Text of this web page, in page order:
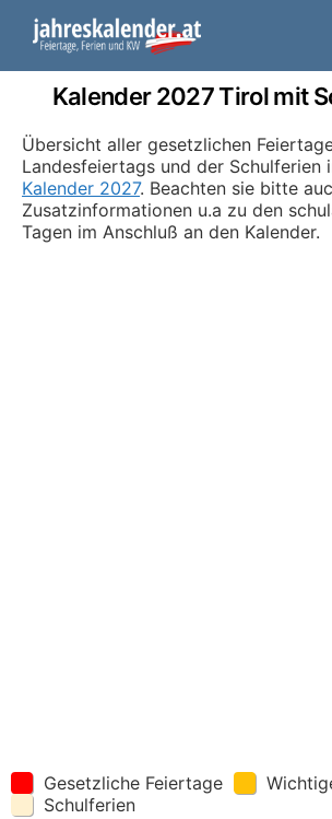
content
Kalender 2027 Tirol mit
Übersicht aller gesetzlichen
Landesfeiertags und der Schulferien
Kalender 2027. Beachten sie bitte
Zusatzinformationen u.a zu den
Tagen im Anschluß an den Kalender.
Gesetzliche Feiertage
Schulferien